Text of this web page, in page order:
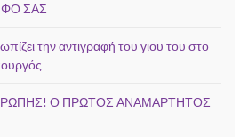
ΣΑΣ
την αντιγραφή του γιου του στο
Ο ΠΡΩΤΟΣ ΑΝΑΜΑΡΤΗΤΟΣ